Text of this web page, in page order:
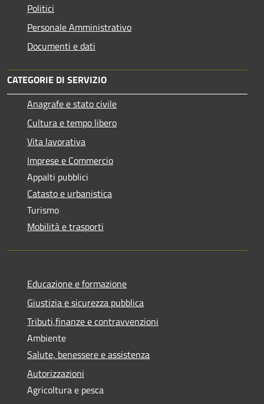
Politici
Personale Amministrativo
Documenti e dati
CATEGORIE DI SERVIZIO
Anagrafe e stato civile
Cultura e tempo libero
Vita lavorativa
Imprese e Commercio
Appalti pubblici
Catasto e urbanistica
Turismo
Mobilità e trasporti
Educazione e formazione
Giustizia e sicurezza pubblica
Tributi,finanze e contravvenzioni
Ambiente
Salute, benessere e assistenza
Autorizzazioni
Agricoltura e pesca